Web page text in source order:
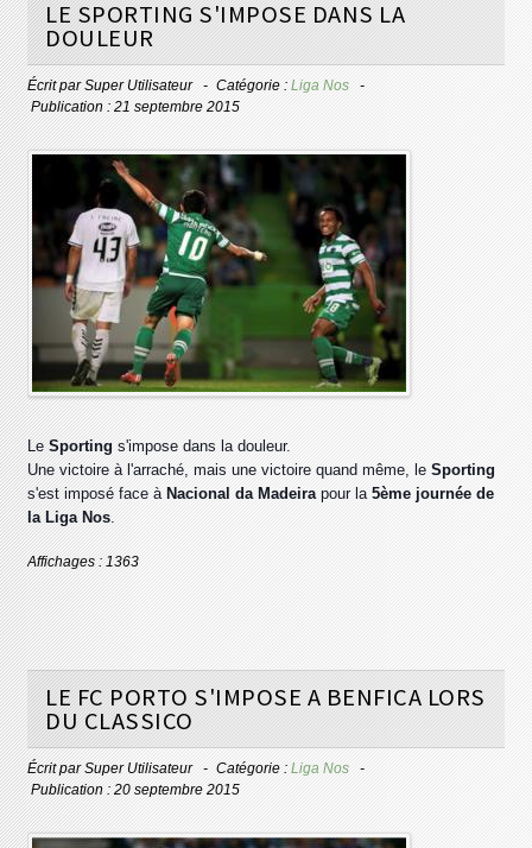
LE SPORTING S'IMPOSE DANS LA
DOULEUR
Écrit parSuper Utilisateur Catégorie :Liga Nos
Publication : 21 septembre 2015
LeSporting s'impose dans la douleur.
Une victoire à l'arraché, mais une victoire quand même, leSporting
s'est imposé face à Nacional da Madeirapour la5ème journée de
la Liga Nos.
Affichages : 1363
LE FC PORTO S'IMPOSE A BENFICA LORS
DU CLASSICO
Écrit parSuper Utilisateur Catégorie :Liga Nos
Publication : 20 septembre 2015